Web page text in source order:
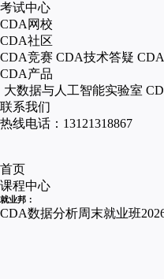
考试中心
CDA网校
CDA社区
CDA竞赛 CDA技术答疑
CDA产品
大数据与人工智能实验室
联系我们
热线电话：13121318867
首页
课程中心
就业邦：
CDA数据分析周末就业班